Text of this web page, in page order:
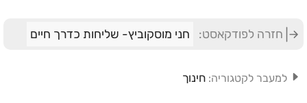
חזרה לפודקאסט: חני מוסקוביץ- שליחות כדרך חיים
למעבר לקטגוריה: חינוך